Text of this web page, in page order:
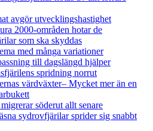
avgör utvecklingshastighet
2000-områden hotar de
som ska skyddas
med många variationer
till dagslängd hjälper
spridning norrut
värdväxter– Mycket mer än en
söderut allt senare
sydrovfjärilar sprider sig snabbt